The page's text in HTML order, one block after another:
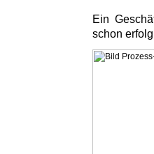
Ein
schon